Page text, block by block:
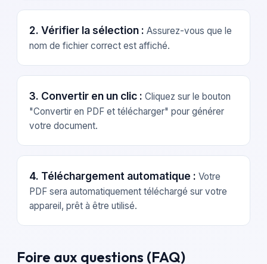
2. Vérifier la sélection : Assurez-vous que le
nom de fichier correct est affiché.
3. Convertir en un clic : Cliquez sur le bouton
"Convertir en PDF et télécharger" pour générer
votre document.
4. Téléchargement automatique : Votre
PDF sera automatiquement téléchargé sur votre
appareil, prêt à être utilisé.
Foire aux questions (FAQ)